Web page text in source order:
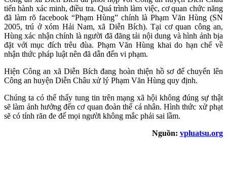
tiến hành xác minh, điều tra. Quá trình làm việc, cơ quan chức năng
đã làm rõ facebook “Phạm Hùng” chính là Phạm Văn Hùng (SN
2005, trú ở xóm Hải Nam, xã Diễn Bích). Tại cơ quan công an,
Hùng xác nhận chính là người đã đăng tải nội dung và hình ảnh bịa
đặt với mục đích trêu đùa. Phạm Văn Hùng khai do hạn chế về
nhận thức pháp luật nên đã dẫn đến vi phạm.
Hiện Công an xã Diễn Bích đang hoàn thiện hồ sơ để chuyển lên
Công an huyện Diễn Châu xử lý Phạm Văn Hùng quy định.
Chúng ta có thể thấy tung tin trên mạng xã hội không đúng sự thật
sẽ làm ảnh hưởng đến cơ quan đoàn thể cá nhân. Hình thức xử phạt
sẽ có tính răn đe để mọi người không mắc phải sai lầm.
Nguồn: vpluatsu.org